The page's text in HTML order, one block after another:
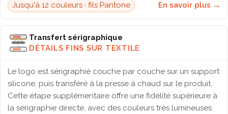
Jusqu'à 12 couleurs · fils Pantone En savoir plus →
Transfert sérigraphique
DÉTAILS FINS SUR TEXTILE
Le logo est sérigraphié couche par couche sur un support
silicone, puis transféré à la presse à chaud sur le produit.
Cette étape supplémentaire offre une fidélité supérieure à
la sérigraphie directe, avec des couleurs très lumineuses